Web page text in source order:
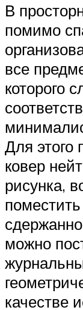
В
помимо
все
которого
Для этого
ковер
рисунка,
можно
качестве